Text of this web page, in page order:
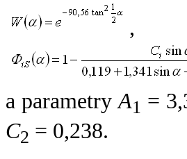
,
a parametryA1 =
C2 = 0,238.